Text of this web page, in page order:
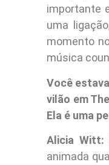
importante
uma
momento
música
Você
vilão em
Ela é uma
Alicia Witt:
animada